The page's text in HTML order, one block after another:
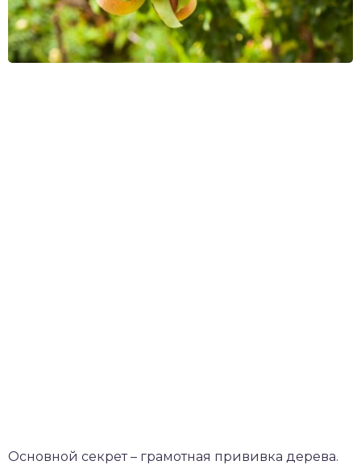
Основной секрет – грамотная прививка дерева.